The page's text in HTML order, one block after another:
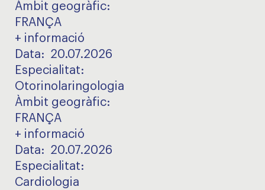
Àmbit geogràfic:
FRANÇA
+ informació
Data: 20.07.2026
Especialitat:
Otorinolaringologia
Àmbit geogràfic:
FRANÇA
+ informació
Data: 20.07.2026
Especialitat:
Cardiologia